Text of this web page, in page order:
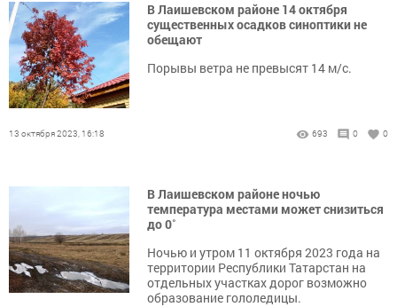
В Лаишевском районе 14 октября
существенных осадков синоптики не
обещают
Порывы ветра не превысят 14 м/с.
13 октября 2023, 16:18 693 0 0
В Лаишевском районе ночью
температура местами может снизиться
до 0˚
Ночью и утром 11 октября 2023 года на
территории Республики Татарстан на
отдельных участках дорог возможно
образование гололедицы.